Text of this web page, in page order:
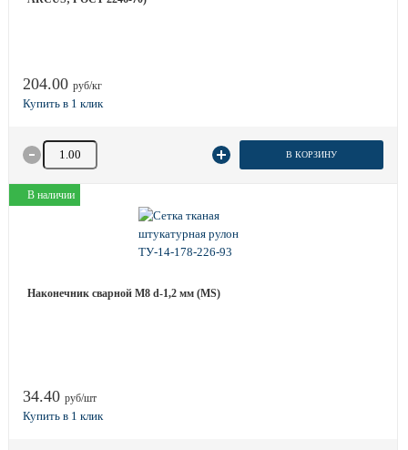
204.00 руб/кг
Количество товара В КОРЗИНУ
В наличии
Наконечник сварной М8 d-1,2 мм (MS)
34.40 руб/шт